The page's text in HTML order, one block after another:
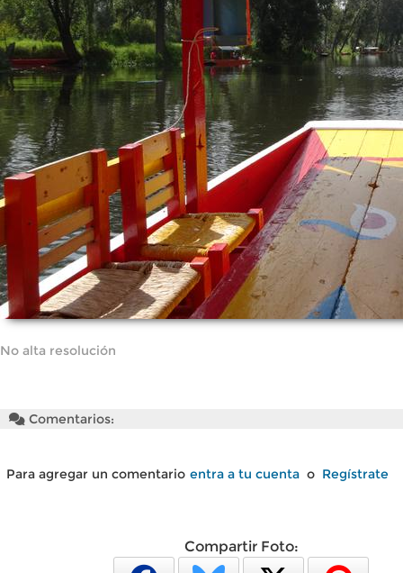
No alta resolución
Comentarios:
Para agregar un comentario entra a tu cuenta o Regístrate
Compartir Foto: